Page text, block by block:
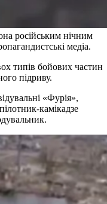
російським нічним
медіа.
типів бойових частин
підриву.
«Фурія»,
камікадзе